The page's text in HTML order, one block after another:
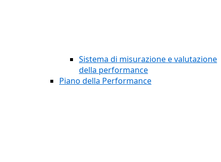
Sistema di misurazione e valutazione
della performance
Piano della Performance